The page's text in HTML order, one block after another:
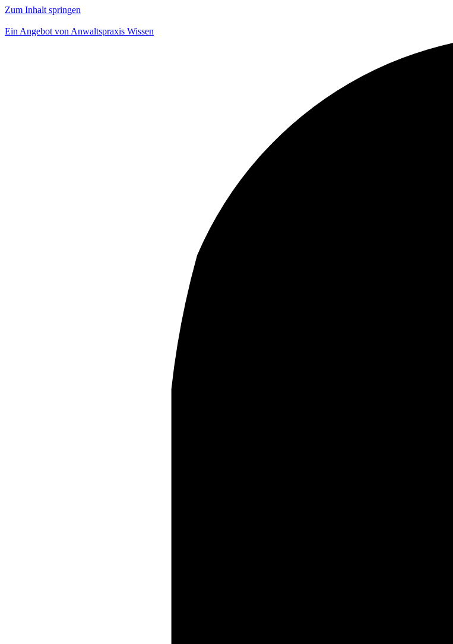
Zum Inhalt springen
Ein Angebot von Anwaltspraxis Wissen